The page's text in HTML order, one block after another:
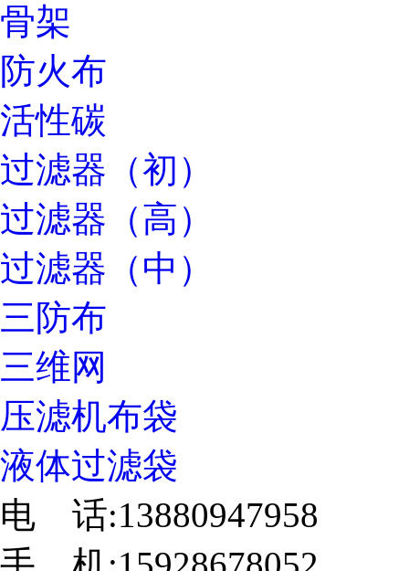
骨架
防火布
活性碳
过滤器（初）
过滤器（高）
过滤器（中）
三防布
三维网
压滤机布袋
液体过滤袋
电 话:13880947958